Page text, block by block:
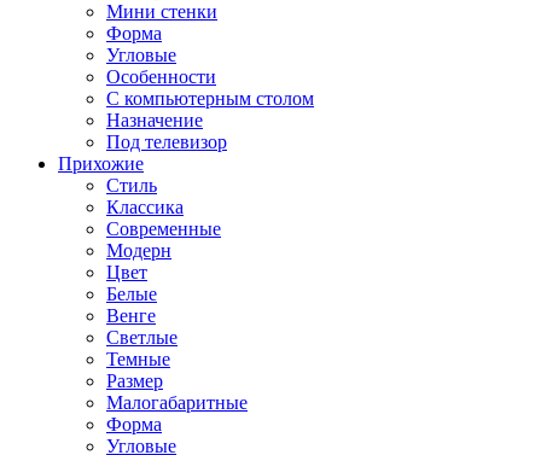
Мини стенки
Форма
Угловые
Особенности
С компьютерным столом
Назначение
Под телевизор
Прихожие
Стиль
Классика
Современные
Модерн
Цвет
Белые
Венге
Светлые
Темные
Размер
Малогабаритные
Форма
Угловые